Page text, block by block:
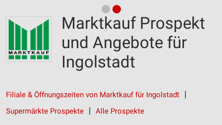
Marktkauf Prospekt
und Angebote für
Ingolstadt
Filiale & Öffnungszeiten von Marktkauf für Ingolstadt
Supermärkte Prospekte
Alle Prospekte